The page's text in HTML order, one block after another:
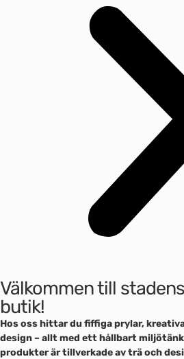
Välkommen till
butik!
Hos oss hittar du fiffiga prylar,
design – allt med ett hållbart miljötänk
produkter är tillverkade av trä och